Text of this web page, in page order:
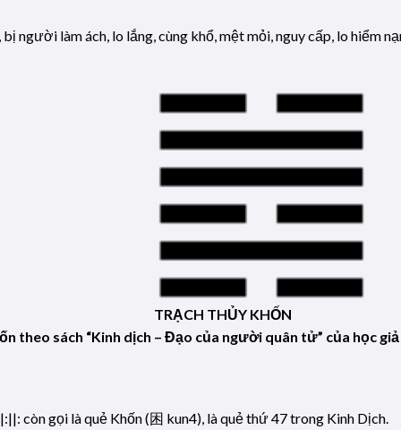
bị người làm ách, lo lắng, cùng khổ, mệt mỏi, nguy cấp, lo
TRẠCH THỦY KHỐN
theo sách “Kinh dịch – Đạo của người quân tử” của học
còn gọi là quẻ Khốn (困 kun4), là quẻ thứ 47 trong Kinh Dịch.